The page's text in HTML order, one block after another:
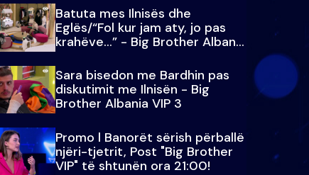
Batuta mes Ilnisës dhe
Eglës/“Fol kur jam aty, jo pas
krahëve…” - Big Brother Albania
VIP 3
Sara bisedon me Bardhin pas
diskutimit me Ilnisën - Big
Brother Albania VIP 3
Promo l Banorët sërish përballë
njëri-tjetrit, Post "Big Brother
VIP" të shtunën ora 21:00!